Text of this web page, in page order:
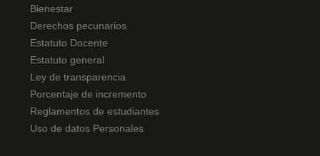
Bienestar
Derechos pecunarios
Estatuto Docente
Estatuto general
Ley de transparencia
Porcentaje de incremento
Reglamentos de estudiantes
Uso de datos Personales